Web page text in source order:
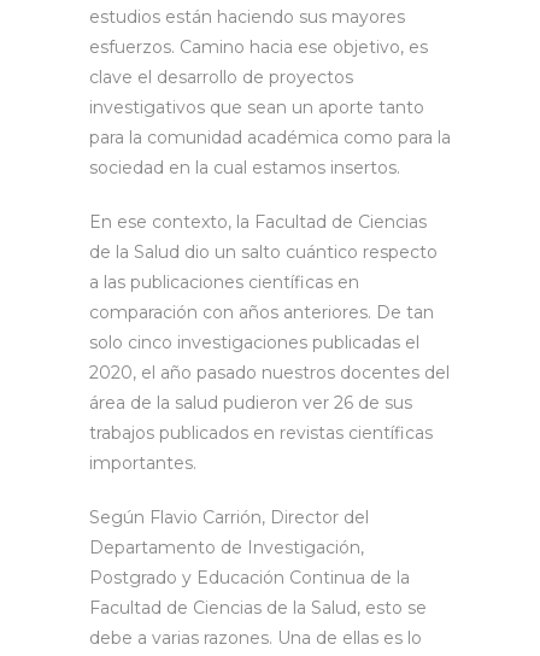
estudios están haciendo sus mayores
esfuerzos. Camino hacia ese objetivo, es
clave el desarrollo de proyectos
investigativos que sean un aporte tanto
para la comunidad académica como para la
sociedad en la cual estamos insertos.
En ese contexto, la Facultad de Ciencias
de la Salud dio un salto cuántico respecto
a las publicaciones científicas en
comparación con años anteriores. De tan
solo cinco investigaciones publicadas el
2020, el año pasado nuestros docentes del
área de la salud pudieron ver 26 de sus
trabajos publicados en revistas científicas
importantes.
Según Flavio Carrión, Director del
Departamento de Investigación,
Postgrado y Educación Continua de la
Facultad de Ciencias de la Salud, esto se
debe a varias razones. Una de ellas es lo